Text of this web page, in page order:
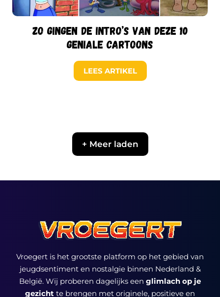
Zo gingen de intro’s van deze 10
geniale cartoons
LEES ARTIKEL
+ Meer laden
Vroegert is het grootste platform op het gebied van
jeugdsentiment en nostalgie binnen Nederland &
België. Wij proberen dagelijks een glimlach op je
gezicht te brengen met originele, positieve en